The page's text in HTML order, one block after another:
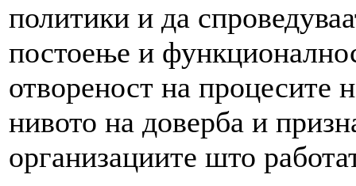
политики и да
постоење и
отвореност на процесите
нивото на доверба и
организациите што